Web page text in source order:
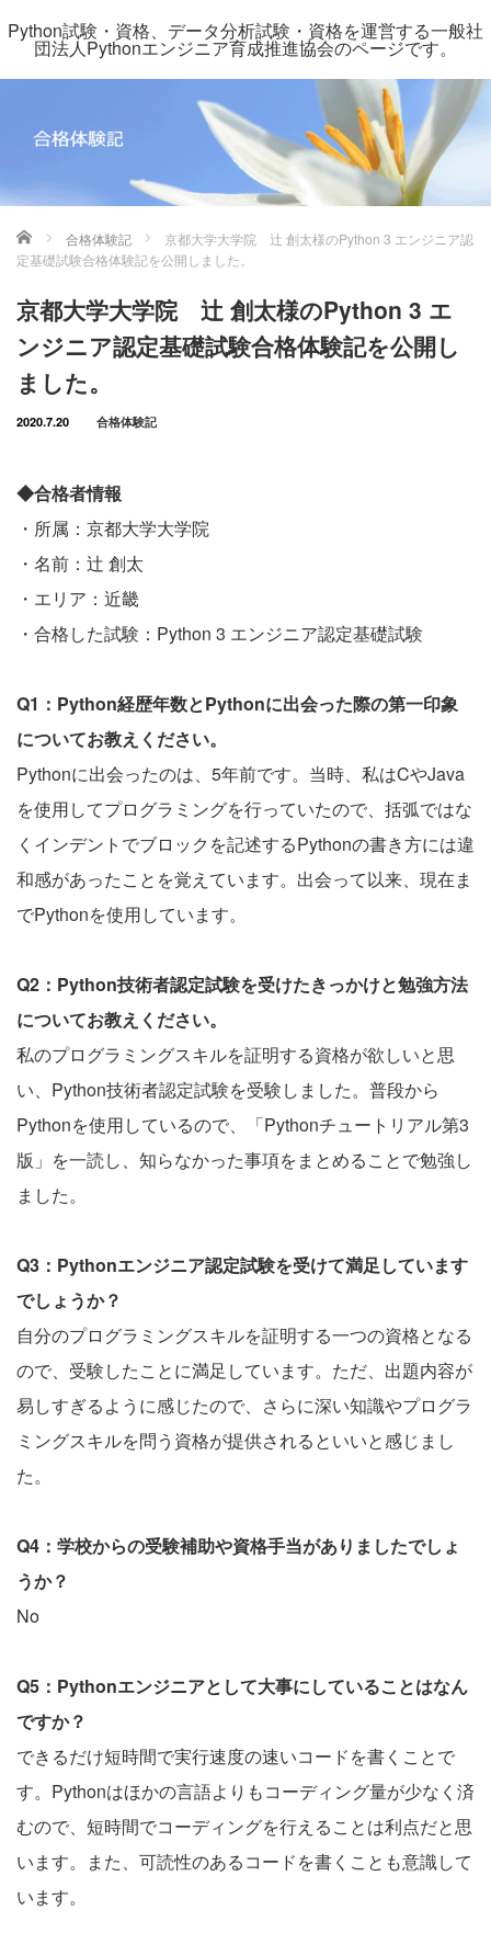
Python試験・資格、データ分析試験・資格を運営する一般社
団法人Pythonエンジニア育成推進協会のページです。
ホーム 合格体験記
京都大学大学院 辻 創太様のPython 3 エンジニア認
定基礎試験合格体験記を公開しました。
京都大学大学院 辻 創太様のPython 3 エ
ンジニア認定基礎試験合格体験記を公開し
ました。
2020.7.20 合格体験記
◆合格者情報
・所属：京都大学大学院
・名前：辻 創太
・エリア：近畿
・合格した試験：Python 3 エンジニア認定基礎試験
Q1：Python経歴年数とPythonに出会った際の第一印象
についてお教えください。
Pythonに出会ったのは、5年前です。当時、私はCやJava
を使用してプログラミングを行っていたので、括弧ではな
くインデントでブロックを記述するPythonの書き方には違
和感があったことを覚えています。出会って以来、現在ま
でPythonを使用しています。
Q2：Python技術者認定試験を受けたきっかけと勉強方法
についてお教えください。
私のプログラミングスキルを証明する資格が欲しいと思
い、Python技術者認定試験を受験しました。普段から
Pythonを使用しているので、「Pythonチュートリアル第3
版」を一読し、知らなかった事項をまとめることで勉強し
ました。
Q3：Pythonエンジニア認定試験を受けて満足しています
でしょうか？
自分のプログラミングスキルを証明する一つの資格となる
ので、受験したことに満足しています。ただ、出題内容が
易しすぎるように感じたので、さらに深い知識やプログラ
ミングスキルを問う資格が提供されるといいと感じまし
た。
Q4：学校からの受験補助や資格手当がありましたでしょ
うか？
No
Q5：Pythonエンジニアとして大事にしていることはなん
ですか？
できるだけ短時間で実行速度の速いコードを書くことで
す。Pythonはほかの言語よりもコーディング量が少なく済
むので、短時間でコーディングを行えることは利点だと思
います。また、可読性のあるコードを書くことも意識して
います。